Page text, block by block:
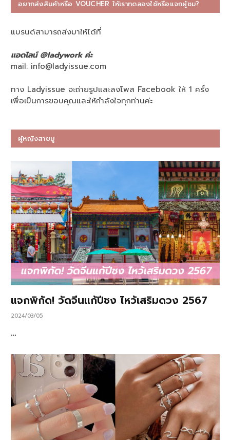
อยากส่งสินค้าหรือ VOUCHER ให้เราทดลองใช้หรือแจกผู้ชม?
แบรนด์สามารถส่งมาให้ได้ที่
แอดไลน์ @ladywork ค่ะ
mail: info@ladyissue.com
ทาง Ladyissue จะถ่ายรูปและลงโพส Facebook ให้ 1 ครั้ง
เพื่อเป็นการขอบคุณและให้กำลังใจทุกท่านค่ะ
ผู้หญิงสายมู
แจกพิกัด! วัดจีนแก้ปีชง ไหว้เสริมดวง 2567
2024/03/05
…